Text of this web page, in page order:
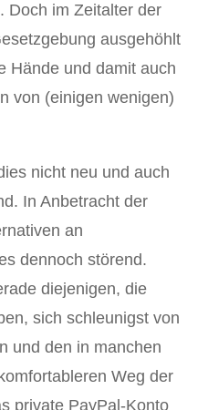
Doch im Zeitalter der
ausgehöhlt
Hände und damit auch
von (einigen wenigen)
nicht neu und auch
In Anbetracht der
an
dennoch störend.
diejenigen, die
sich schleunigst von
und den in manchen
Weg der
private PayPal-Konto